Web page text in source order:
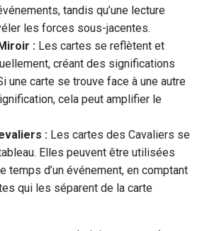
tandis qu’une lecture
les forces sous-jacentes.
: Les cartes se reflètent et
créant des significations
une carte se trouve face à une autre
cela peut amplifier le
: Les cartes des Cavaliers se
Elles peuvent être utilisées
temps d’un événement, en comptant
qui les séparent de la carte